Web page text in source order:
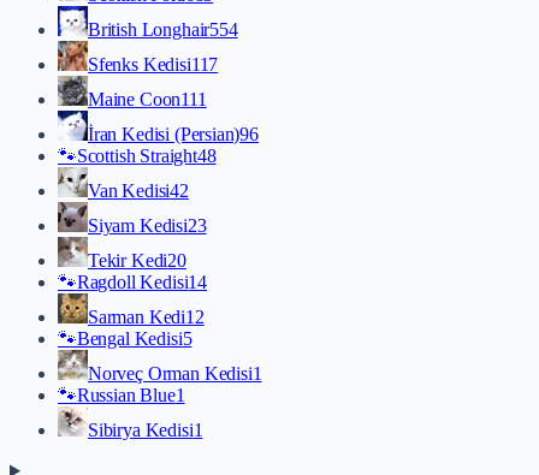
British Longhair554
Sfenks Kedisi117
Maine Coon111
İran Kedisi (Persian)96
🐾Scottish Straight48
Van Kedisi42
Siyam Kedisi23
Tekir Kedi20
🐾Ragdoll Kedisi14
Sarman Kedi12
🐾Bengal Kedisi5
Norveç Orman Kedisi1
🐾Russian Blue1
Sibirya Kedisi1